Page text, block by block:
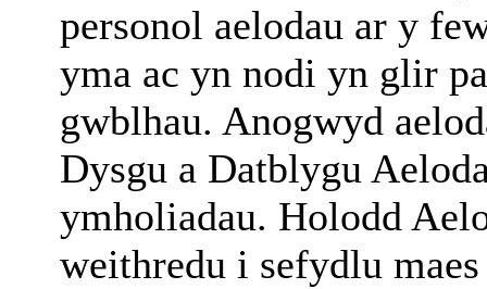
personol aelodau ar y
yma ac yn nodi yn glir
gwblhau. Anogwyd
Dysgu a Datblygu
ymholiadau. Holodd
weithredu i sefydlu